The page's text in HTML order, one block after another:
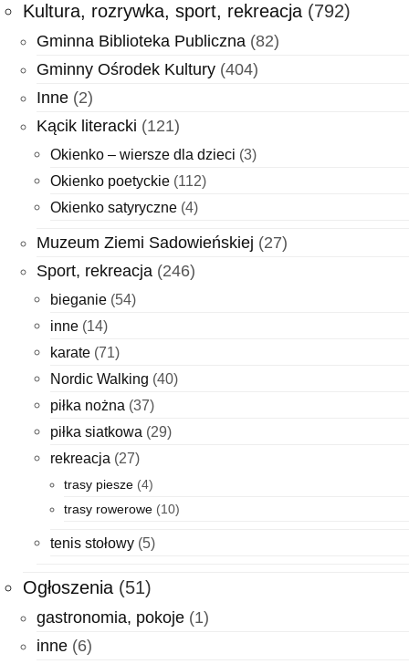
Kultura, rozrywka, sport, rekreacja (792)
Gminna Biblioteka Publiczna (82)
Gminny Ośrodek Kultury (404)
Inne (2)
Kącik literacki (121)
Okienko – wiersze dla dzieci (3)
Okienko poetyckie (112)
Okienko satyryczne (4)
Muzeum Ziemi Sadowieńskiej (27)
Sport, rekreacja (246)
bieganie (54)
inne (14)
karate (71)
Nordic Walking (40)
piłka nożna (37)
piłka siatkowa (29)
rekreacja (27)
trasy piesze (4)
trasy rowerowe (10)
tenis stołowy (5)
Ogłoszenia (51)
gastronomia, pokoje (1)
inne (6)